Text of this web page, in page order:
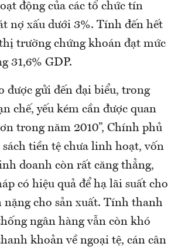
động của các tổ chức tín
nợ xấu dưới 3%. Tính đến hết
trường chứng khoán đạt mức
31,6% GDP.
được gửi đến đại biểu, trong
chế, yếu kém cần được quan
trong năm 2010”, Chính phủ
tiền tệ chưa linh hoạt, vốn
doanh còn rất căng thẳng,
có hiệu quả để hạ lãi suất cho
nặng cho sản xuất. Tính thanh
ngân hàng vẫn còn khó
khoản về ngoại tệ, cán cân